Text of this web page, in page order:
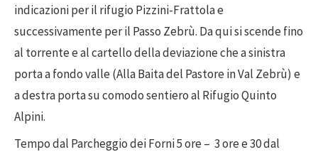
indicazioni per il rifugio Pizzini-Frattola e
successivamente per il Passo Zebrù. Da qui si scende fino
al torrente e al cartello della deviazione che a sinistra
porta a fondo valle (Alla Baita del Pastore in Val Zebrù) e
a destra porta su comodo sentiero al Rifugio Quinto
Alpini.
Tempo dal Parcheggio dei Forni 5 ore – 3 ore e 30 dal